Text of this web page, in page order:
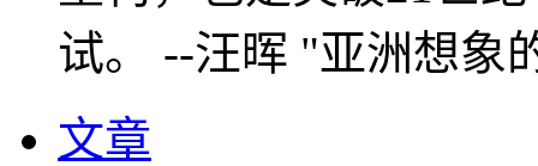
试。 --汪晖 "亚洲想象
文章